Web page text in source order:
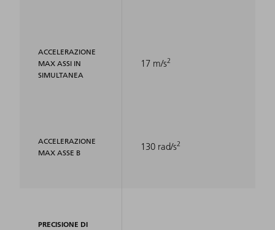
ACCELERAZIONE
MAX ASSI IN
SIMULTANEA
ACCELERAZIONE
MAX ASSE B
PRECISIONE DI
17 m/s2
130 rad/s2